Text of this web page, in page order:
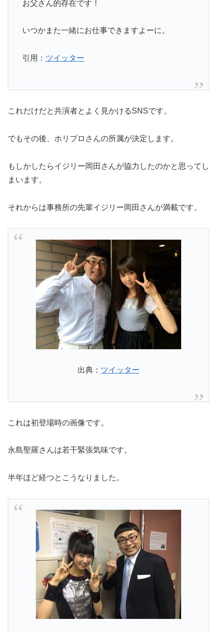
お父さん的存在です！
いつかまた一緒にお仕事できますよーに。
引用： ツイッター
これだけだと共演者とよく見かけるSNSです。
でもその後、ホリプロさんの所属が決定します。
もしかしたらイジリー岡田さんが協力したのかと思ってし
まいます。
それからは事務所の先輩イジリー岡田さんが満載です。
出典： ツイッター
これは初登場時の画像です。
永島聖羅さんは若干緊張気味です。
半年ほど経つとこうなりました。